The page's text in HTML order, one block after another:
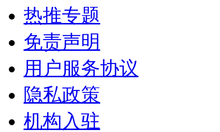
热推专题
免责声明
用户服务协议
隐私政策
机构入驻